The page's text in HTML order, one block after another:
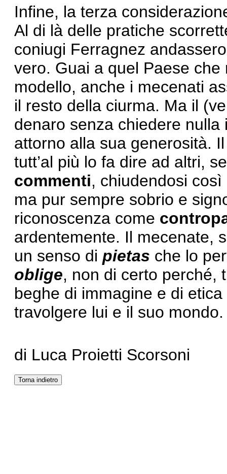
Infine, la terza
Al di là delle pratiche
coniugi Ferragnez
vero. Guai a quel Paese
modello, anche i mecenati
il resto della ciurma. Ma il
denaro senza chiedere
attorno alla sua generosità.
tutt’al più lo fa dire ad altri,
commenti, chiudendosi così
ma pur sempre sobrio e
riconoscenza come
ardentemente. Il mecenate,
un senso di pietas che lo
oblige, non di certo perché,
beghe di immagine e di
travolgere lui e il suo mondo.
di Luca Proietti Scorsoni